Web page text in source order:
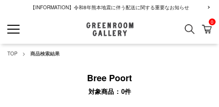
【INFORMATION】令和8年熊本地震に伴う配送に関する重要なお知らせ
検索 カ
0
TOP 商品検索結果
Bree Poort
対象商品 0件